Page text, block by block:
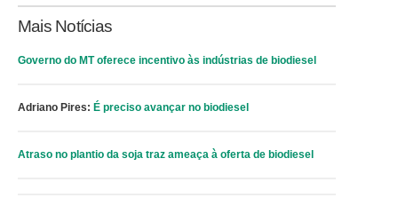
Mais Notícias
Governo do MT oferece incentivo às indústrias de biodiesel
Adriano Pires: É preciso avançar no biodiesel
Atraso no plantio da soja traz ameaça à oferta de biodiesel